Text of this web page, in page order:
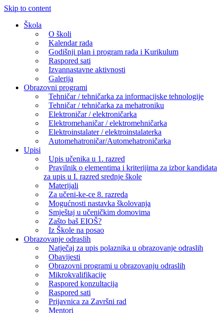
Skip to content
Škola
O školi
Kalendar rada
Godišnji plan i program rada i Kurikulum
Raspored sati
Izvannastavne aktivnosti
Galerija
Obrazovni programi
Tehničar / tehničarka za informacijske tehnologije
Tehničar / tehničarka za mehatroniku
Elektroničar / elektroničarka
Elektromehaničar / elektromehničarka
Elektroinstalater / elektroinstalaterka
Automehatroničar/Automehatroničarka
Upisi
Upis učenika u 1. razred
Pravilnik o elementima i kriterijima za izbor kandidata
za upis u I. razred srednje škole
Materijali
Za učeni-ke-ce 8. razreda
Mogućnosti nastavka školovanja
Smještaj u učeničkim domovima
Zašto baš EIOŠ?
Iz Škole na posao
Obrazovanje odraslih
Natječaj za upis polaznika u obrazovanje odraslih
Obavijesti
Obrazovni programi u obrazovanju odraslih
Mikrokvalifikacije
Raspored konzultacija
Raspored sati
Prijavnica za Završni rad
Mentori